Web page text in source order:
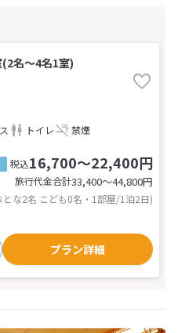
(2名～4名1室)
トイレ 禁煙
税込16,700～22,400円
旅行代金合計33,400〜44,800円
とな2名 こども0名・1部屋/1泊2日)
プラン詳細